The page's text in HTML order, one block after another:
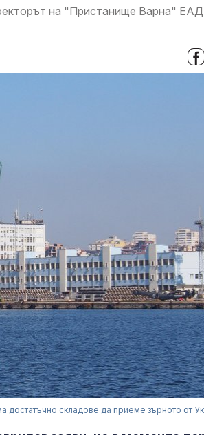
на "Пристанище Варна" ЕАД
достатъчно складове да приеме зърното от